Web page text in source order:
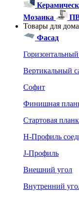
Мозаика
Товары для
Фасад
Вертикальный
Софит
Финишная
Стартовая
Н-Профиль
J-Профиль
Внешний угол
Внутренний